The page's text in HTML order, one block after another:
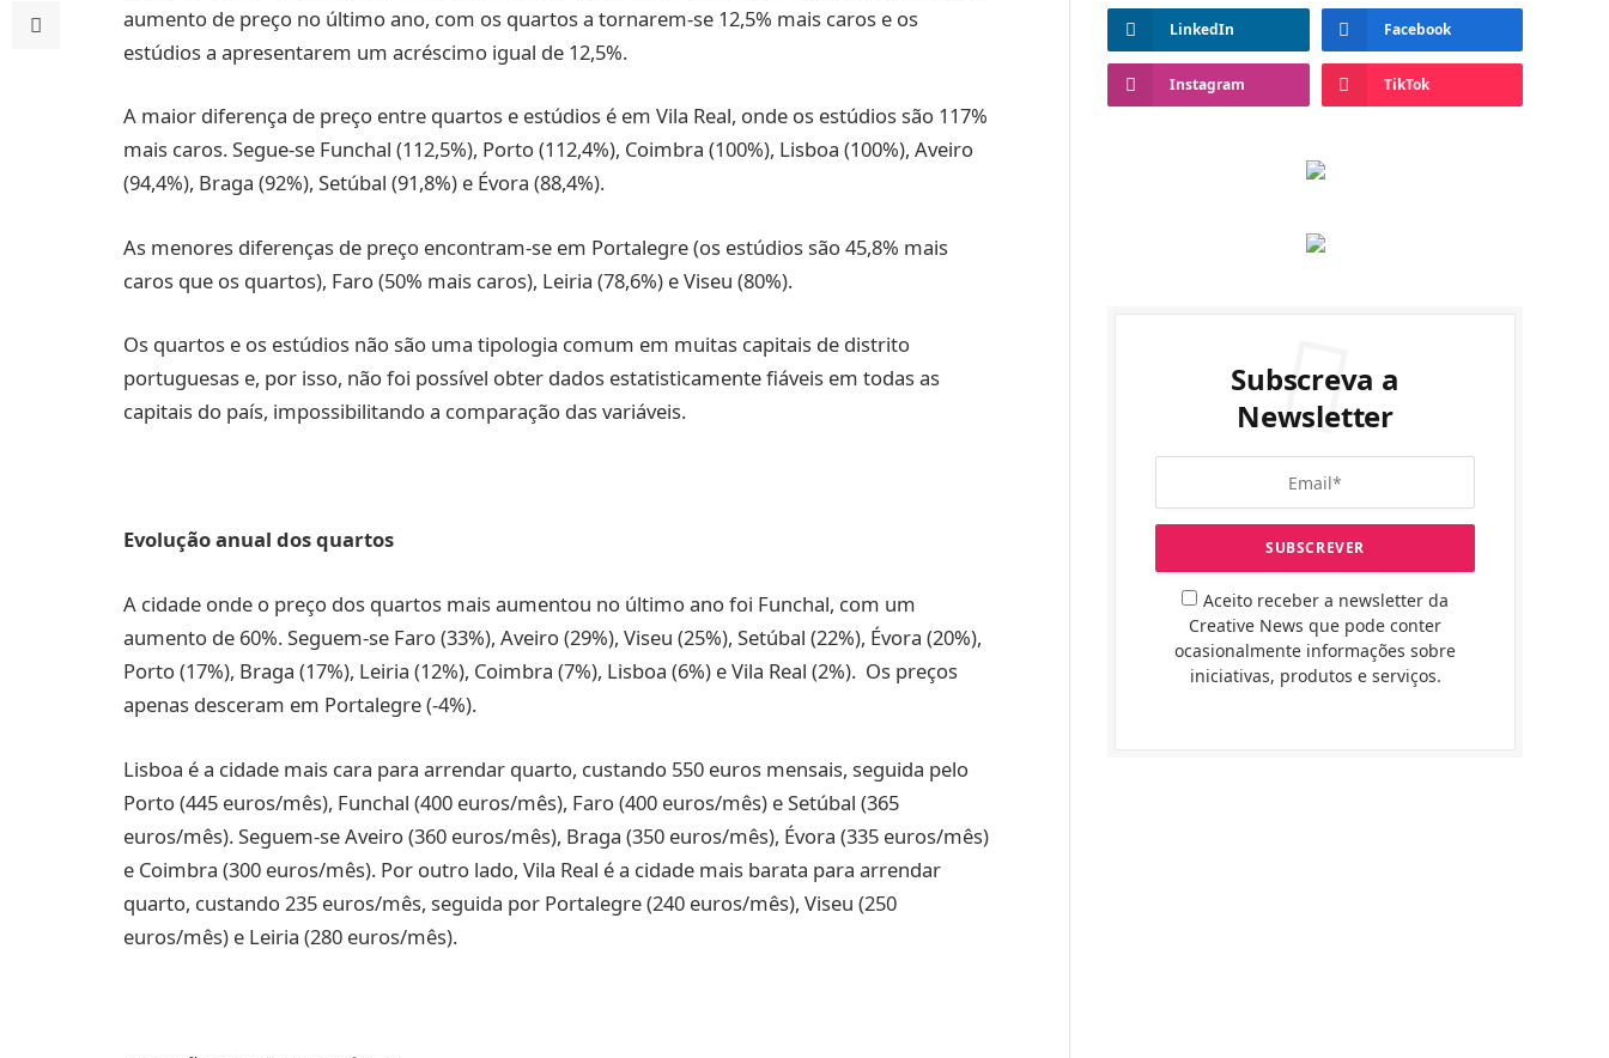
aumento de preço no último ano, com os quartos a tornarem-se 12,5% mais caros e os
estúdios a apresentarem um acréscimo igual de 12,5%.
A maior diferença de preço entre quartos e estúdios é em Vila Real, onde os estúdios são 117%
mais caros. Segue-se Funchal (112,5%), Porto (112,4%), Coimbra (100%), Lisboa (100%), Aveiro
(94,4%), Braga (92%), Setúbal (91,8%) e Évora (88,4%).
As menores diferenças de preço encontram-se em Portalegre (os estúdios são 45,8% mais
caros que os quartos), Faro (50% mais caros), Leiria (78,6%) e Viseu (80%).
Os quartos e os estúdios não são uma tipologia comum em muitas capitais de distrito
portuguesas e, por isso, não foi possível obter dados estatisticamente fiáveis ​​em todas as
capitais do país, impossibilitando a comparação das variáveis.
Evolução anual dos quartos
A cidade onde o preço dos quartos mais aumentou no último ano foi Funchal, com um
aumento de 60%. Seguem-se Faro (33%), Aveiro (29%), Viseu (25%), Setúbal (22%), Évora (20%),
Porto (17%), Braga (17%), Leiria (12%), Coimbra (7%), Lisboa (6%) e Vila Real (2%). Os preços
apenas desceram em Portalegre (-4%).
Lisboa é a cidade mais cara para arrendar quarto, custando 550 euros mensais, seguida pelo
Porto (445 euros/mês), Funchal (400 euros/mês), Faro (400 euros/mês) e Setúbal (365
euros/mês). Seguem-se Aveiro (360 euros/mês), Braga (350 euros/mês), Évora (335 euros/mês)
e Coimbra (300 euros/mês). Por outro lado, Vila Real é a cidade mais barata para arrendar
quarto, custando 235 euros/mês, seguida por Portalegre (240 euros/mês), Viseu (250
euros/mês) e Leiria (280 euros/mês).
LinkedIn Facebook
Instagram TikTok
Subscreva a
Newsletter
Aceito receber a newsletter da
Creative News que pode conter
ocasionalmente informações sobre
iniciativas, produtos e serviços.